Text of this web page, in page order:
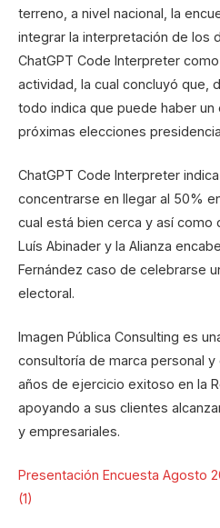
terreno, a nivel nacional, la
integrar la interpretación de los
ChatGPT Code Interpreter
actividad, la cual concluyó que,
todo indica que puede haber
próximas elecciones
ChatGPT Code Interpreter
concentrarse en llegar al 50%
cual está bien cerca y así
Luís Abinader y la Alianza
Fernández caso de celebrarse
electoral.
Imagen Pública Consulting es
consultoría de marca personal
años de ejercicio exitoso en la
apoyando a sus clientes
y empresariales.
Presentación Encuesta Agosto
(1)